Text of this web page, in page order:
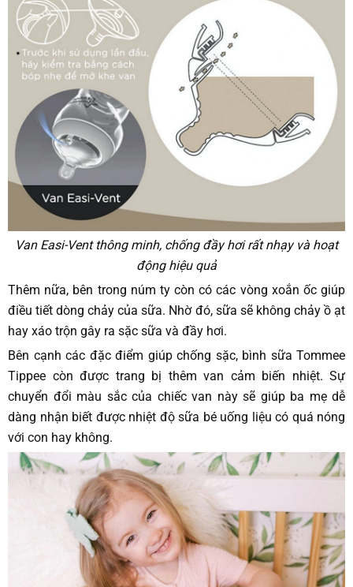
Van Easi-Vent thông minh, chống đầy hơi rất nhạy và hoạt
động hiệu quả
Thêm nữa, bên trong núm ty còn có các vòng xoắn ốc giúp
điều tiết dòng chảy của sữa. Nhờ đó, sữa sẽ không chảy ồ ạt
hay xáo trộn gây ra sặc sữa và đầy hơi.
Bên cạnh các đặc điểm giúp chống sặc, bình sữa Tommee
Tippee còn được trang bị thêm van cảm biến nhiệt. Sự
chuyển đổi màu sắc của chiếc van này sẽ giúp ba mẹ dễ
dàng nhận biết được nhiệt độ sữa bé uống liệu có quá nóng
với con hay không.